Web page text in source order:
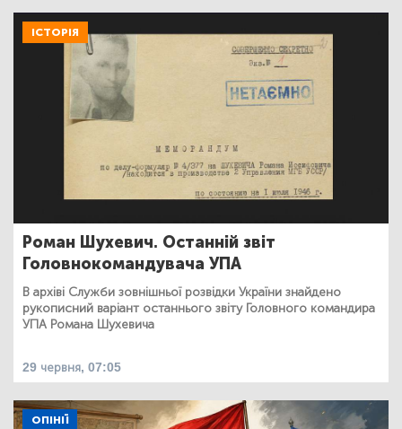
ІСТОРІЯ
Роман Шухевич. Останній звіт
Головнокомандувача УПА
В архіві Служби зовнішньої розвідки України знайдено
рукописний варіант останнього звіту Головного командира
УПА Романа Шухевича
29 червня, 07:05
ОПІНІЇ